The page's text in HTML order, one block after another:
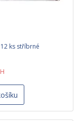
ks stříbrné